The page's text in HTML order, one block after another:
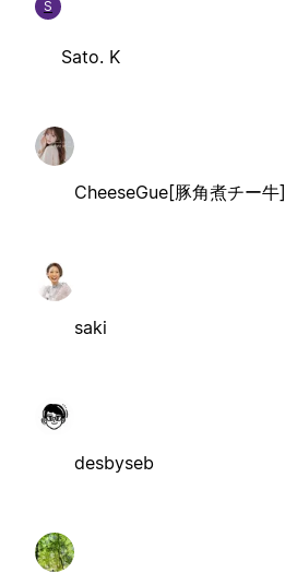
S
Sato. K
CheeseGue[豚角煮チー牛]
saki
desbyseb